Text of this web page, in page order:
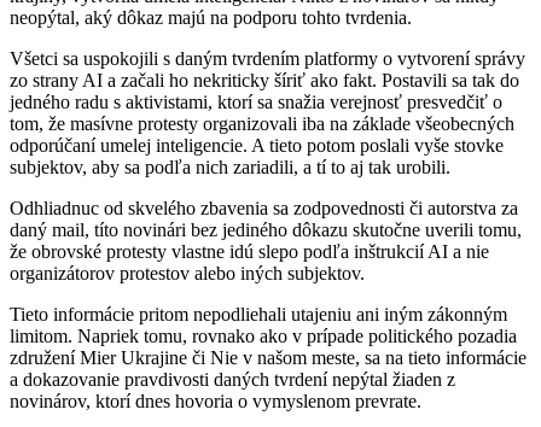
neopýtal, aký dôkaz majú na podporu tohto tvrdenia.
Všetci sa uspokojili s daným tvrdením platformy o vytvorení správy
zo strany AI a začali ho nekriticky šíriť ako fakt. Postavili sa tak do
jedného radu s aktivistami, ktorí sa snažia verejnosť presvedčiť o
tom, že masívne protesty organizovali iba na základe všeobecných
odporúčaní umelej inteligencie. A tieto potom poslali vyše stovke
subjektov, aby sa podľa nich zariadili, a tí to aj tak urobili.
Odhliadnuc od skvelého zbavenia sa zodpovednosti či autorstva za
daný mail, títo novinári bez jediného dôkazu skutočne uverili tomu,
že obrovské protesty vlastne idú slepo podľa inštrukcií AI a nie
organizátorov protestov alebo iných subjektov.
Tieto informácie pritom nepodliehali utajeniu ani iným zákonným
limitom. Napriek tomu, rovnako ako v prípade politického pozadia
združení Mier Ukrajine či Nie v našom meste, sa na tieto informácie
a dokazovanie pravdivosti daných tvrdení nepýtal žiaden z
novinárov, ktorí dnes hovoria o vymyslenom prevrate.